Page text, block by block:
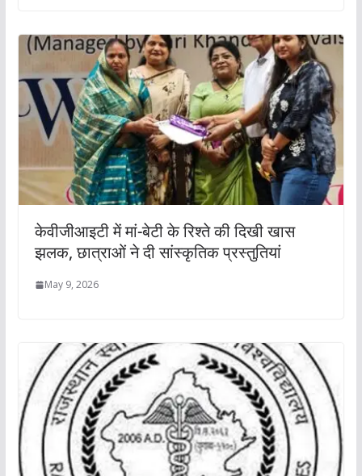
केवीजीआइटी में मां-बेटी के रिश्ते की दिखी खास
झलक, छात्राओं ने दी सांस्कृतिक प्रस्तुतियां
May 9, 2026